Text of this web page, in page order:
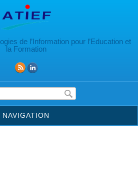
de l’Information pour l’Education et
la Formation
de recherche
NAVIGATION